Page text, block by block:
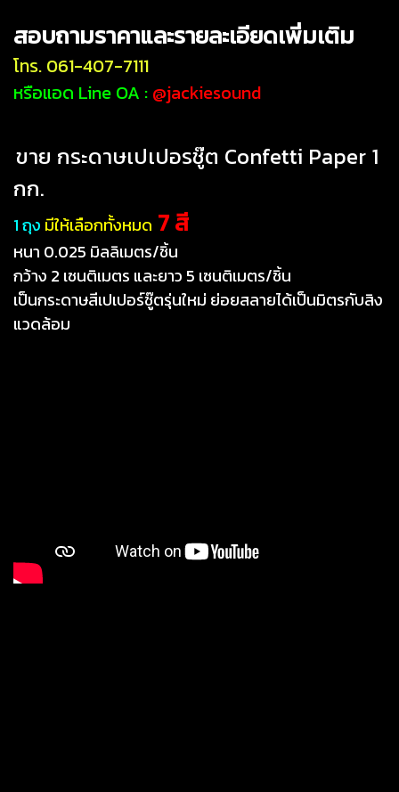
สอบถามราคาและรายละเอียดเพิ่มเติม
โทร. 061-407-7111
หรือแอด Line OA : @jackiesound
ขาย กระดาษเปเปอรชู๊ต Confetti Paper 1
กก.
1 ถุง มีให้เลือกทั้งหมด 7 สี
หนา 0.025 มิลลิเมตร/ชิ้น
กว้าง 2 เซนติเมตร และยาว 5 เซนติเมตร/ชิ้น
เป็นกระดาษสีเปเปอร์ชู๊ตรุ่นใหม่ ย่อยสลายได้เป็นมิตรกับสิง
แวดล้อม